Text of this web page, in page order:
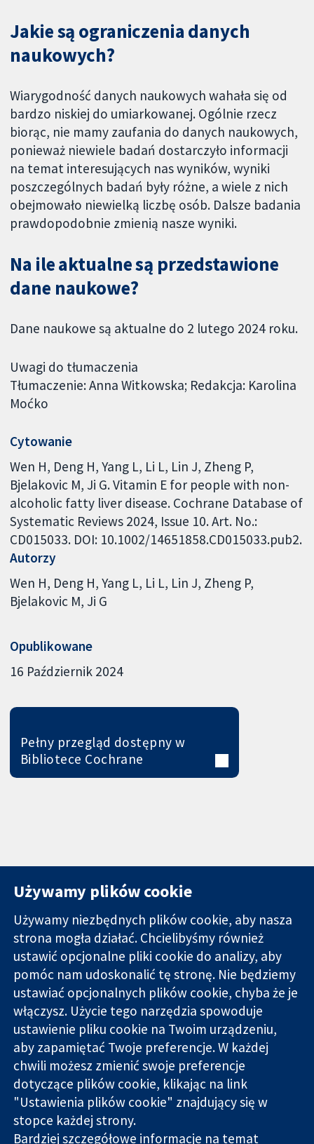
Jakie są ograniczenia danych
naukowych?
Wiarygodność danych naukowych wahała się od
bardzo niskiej do umiarkowanej. Ogólnie rzecz
biorąc, nie mamy zaufania do danych naukowych,
ponieważ niewiele badań dostarczyło informacji
na temat interesujących nas wyników, wyniki
poszczególnych badań były różne, a wiele z nich
obejmowało niewielką liczbę osób. Dalsze badania
prawdopodobnie zmienią nasze wyniki.
Na ile aktualne są przedstawione
dane naukowe?
Dane naukowe są aktualne do 2 lutego 2024 roku.
Uwagi do tłumaczenia
Tłumaczenie: Anna Witkowska; Redakcja: Karolina
Moćko
Cytowanie
Wen H, Deng H, Yang L, Li L, Lin J, Zheng P,
Bjelakovic M, Ji G. Vitamin E for people with non-
alcoholic fatty liver disease. Cochrane Database of
Systematic Reviews 2024, Issue 10. Art. No.:
CD015033. DOI: 10.1002/14651858.CD015033.pub2.
Autorzy
Wen H Deng H Yang L Li L Lin J Zheng P
Bjelakovic M Ji G
Opublikowane
16 Październik 2024
Pełny przegląd dostępny w
Bibliotece Cochrane
Wiarygodne dane
naukowe.
Świadome
decyzje.
Lepsze zdrowie.
11-13 Cavendish
Square
Londyn
W1G 0AN
Wielka Brytania
Kontakt
Nowości
Biuro
prasowe
O nas
Praca
Cochrane
Library
Cochrane Collaboration to organizacja charytatywna (nr
1045921) i spółka z ograniczoną odpowiedzialnością (nr
03044323) zarejestrowana w Anglii i Walii. Numer rejestracyjny
Używamy plików cookie
Używamy niezbędnych plików cookie, aby nasza
strona mogła działać. Chcielibyśmy również
ustawić opcjonalne pliki cookie do analizy, aby
pomóc nam udoskonalić tę stronę. Nie będziemy
ustawiać opcjonalnych plików cookie, chyba że je
włączysz. Użycie tego narzędzia spowoduje
ustawienie pliku cookie na Twoim urządzeniu,
aby zapamiętać Twoje preferencje. W każdej
chwili możesz zmienić swoje preferencje
dotyczące plików cookie, klikając na link
"Ustawienia plików cookie" znajdujący się w
stopce każdej strony.
Bardziej szczegółowe informacje na temat